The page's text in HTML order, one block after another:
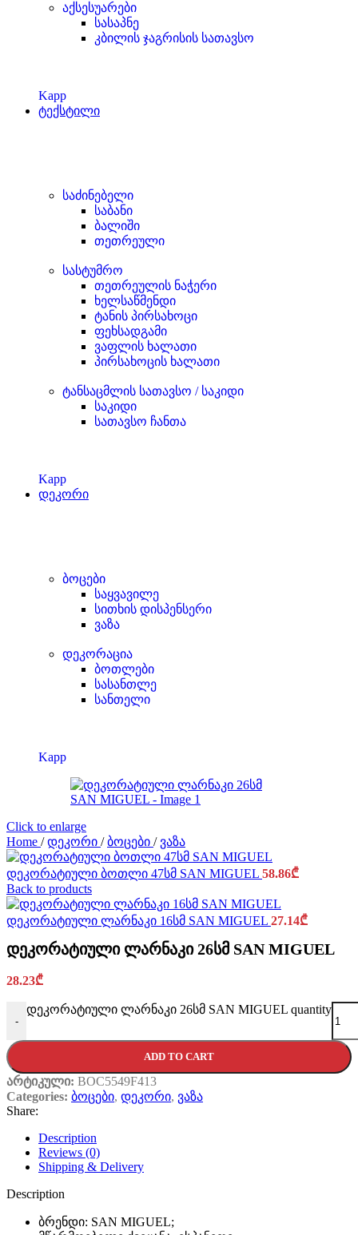
აქსესუარები
სასაპნე
კბილის ჯაგრისის სათავსო
Kapp
ტექსტილი
საძინებელი
საბანი
ბალიში
თეთრეული
სასტუმრო
თეთრეულის ნაჭერი
ხელსაწმენდი
ტანის პირსახოცი
ფეხსადგამი
ვაფლის ხალათი
პირსახოცის ხალათი
ტანსაცმლის სათავსო / საკიდი
საკიდი
სათავსო ჩანთა
Kapp
დეკორი
ბოცები
საყვავილე
სითხის დისპენსერი
ვაზა
დეკორაცია
ბოთლები
სასანთლე
სანთელი
Kapp
Click to enlarge
Home / დეკორი / ბოცები / ვაზა
დეკორატიული ბოთლი 47სმ SAN MIGUEL 58.86₾
Back to products
დეკორატიული ლარნაკი 16სმ SAN MIGUEL 27.14₾
დეკორატიული ლარნაკი 26სმ SAN MIGUEL
28.23₾
-
დეკორატიული ლარნაკი 26სმ SAN MIGUEL quantity
ADD TO CART
არტიკული: BOC5549F413
Categories: ბოცები, დეკორი, ვაზა
Share:
Description
Reviews (0)
Shipping & Delivery
Description
ბრენდი: SAN MIGUEL;